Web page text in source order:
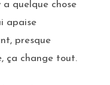
a quelque chose
apaise
presque
ça change tout.